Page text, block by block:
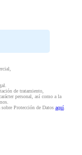
de tratamiento,
personal, así como a la
Protección de Datos aquí.